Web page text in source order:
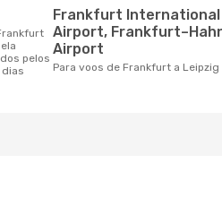
pelos
Frankfurt International
Airport,
Airport
Para voos de Frankfurt a Leipzig